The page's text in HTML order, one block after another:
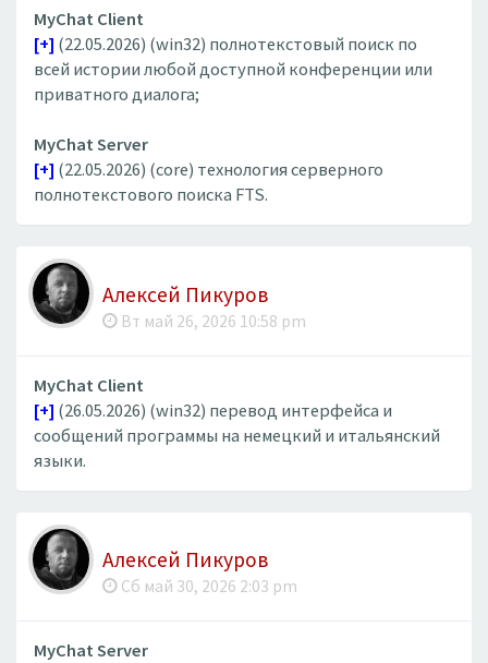
MyChat Client
[+] (22.05.2026) (win32) полнотекстовый поиск по
всей истории любой доступной конференции или
приватного диалога;
MyChat Server
[+] (22.05.2026) (core) технология серверного
полнотекстового поиска FTS.
Алексей Пикуров
Вт май 26, 2026 10:58 pm
MyChat Client
[+] (26.05.2026) (win32) перевод интерфейса и
сообщений программы на немецкий и итальянский
языки.
Алексей Пикуров
Сб май 30, 2026 2:03 pm
MyChat Server